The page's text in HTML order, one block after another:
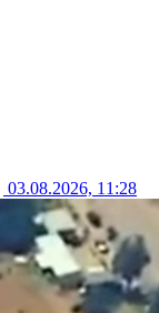
03.08.2026, 11:28